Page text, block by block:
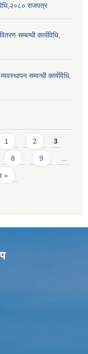
राजपत्र
सम्बन्धी कार्यविधि,
सम्वन्धी कार्यविधि,
1 2 3
8 9
»